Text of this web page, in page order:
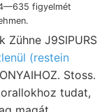
figyelmét
Zühne J9SIPURS
(restein
Stoss.
tudat,